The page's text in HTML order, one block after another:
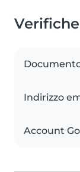
Verifiche
Indirizzo
Account